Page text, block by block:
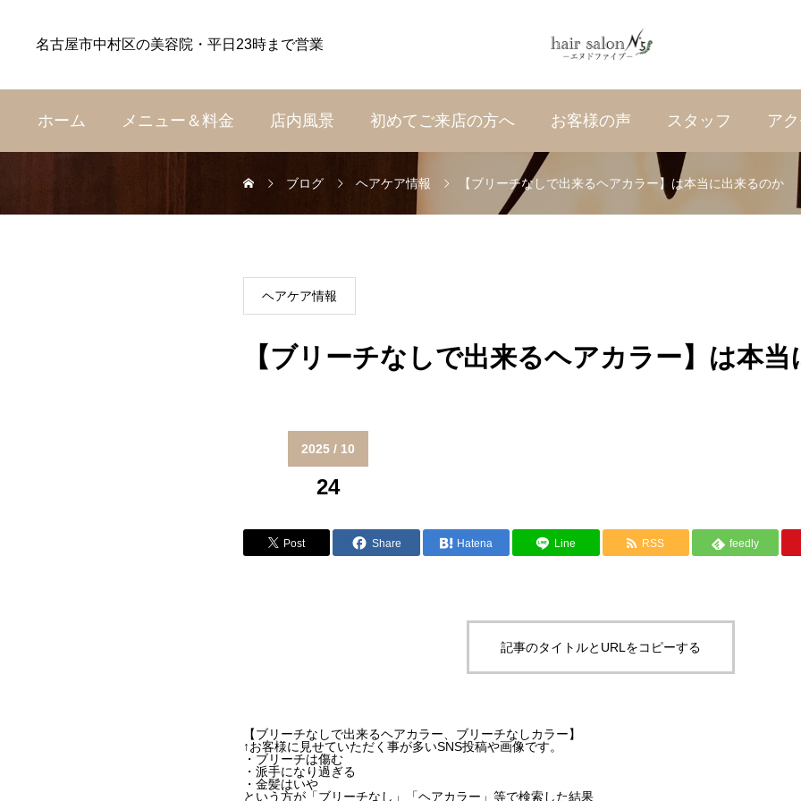
名古屋市中村区の美容院・平日23時まで営業
ホーム メニュー＆料金 店内風景 初めてご来店の方へ お客様の声 スタッフ ア
ブログ ヘアケア情報 【ブリーチなしで出来るヘアカラー】は本当に出来るのか
ヘアケア情報
【ブリーチなしで出来るヘアカラー】は本
2025 / 10
24
Post Share Hatena Line RSS feedly
記事のタイトルとURLをコピーする
【ブリーチなしで出来るヘアカラー、ブリーチなしカラー】
↑お客様に見せていただく事が多いSNS投稿や画像です。
・ブリーチは傷む
・派手になり過ぎる
・金髪はいや
という方が「ブリーチなし」「ヘアカラー」等で検索した結果